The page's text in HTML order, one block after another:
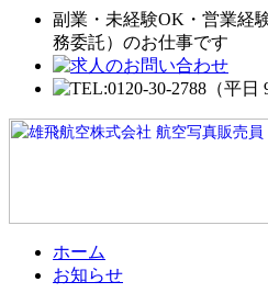
副業・未経験OK・営業経
務委託）のお仕事です
ホーム
お知らせ